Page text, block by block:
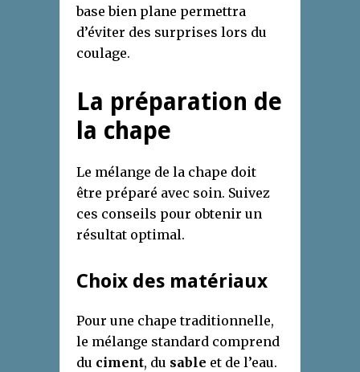
base bien plane permettra
d’éviter des surprises lors du
coulage.
La préparation de
la chape
Le mélange de la chape doit
être préparé avec soin. Suivez
ces conseils pour obtenir un
résultat optimal.
Choix des matériaux
Pour une chape traditionnelle,
le mélange standard comprend
du ciment, du sable et de l’eau.